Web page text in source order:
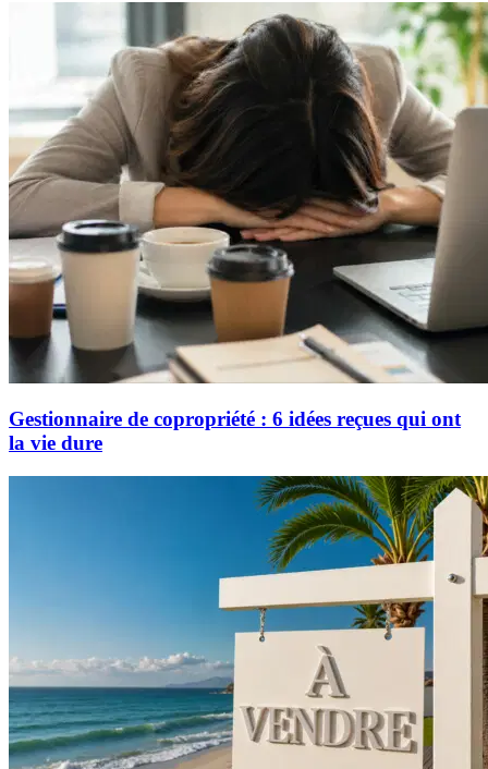
Gestionnaire de copropriété : 6 idées reçues qui ont
la vie dure